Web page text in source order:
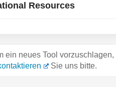
Resources
ein neues Tool vorzuschlagen,
Sie uns bitte.